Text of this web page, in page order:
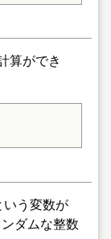
算ができ
う変数が
ダムな整数